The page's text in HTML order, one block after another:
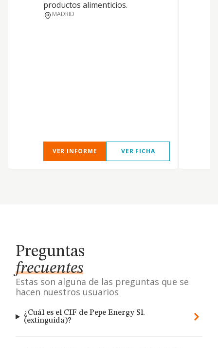
productos alimenticios.
MADRID
VER INFORME VER FICHA
Preguntas
frecuentes
Estas son alguna de las preguntas que se
hacen nuestros usuarios
¿Cuál es el CIF de Pepe Energy Sl.
(extinguida)?